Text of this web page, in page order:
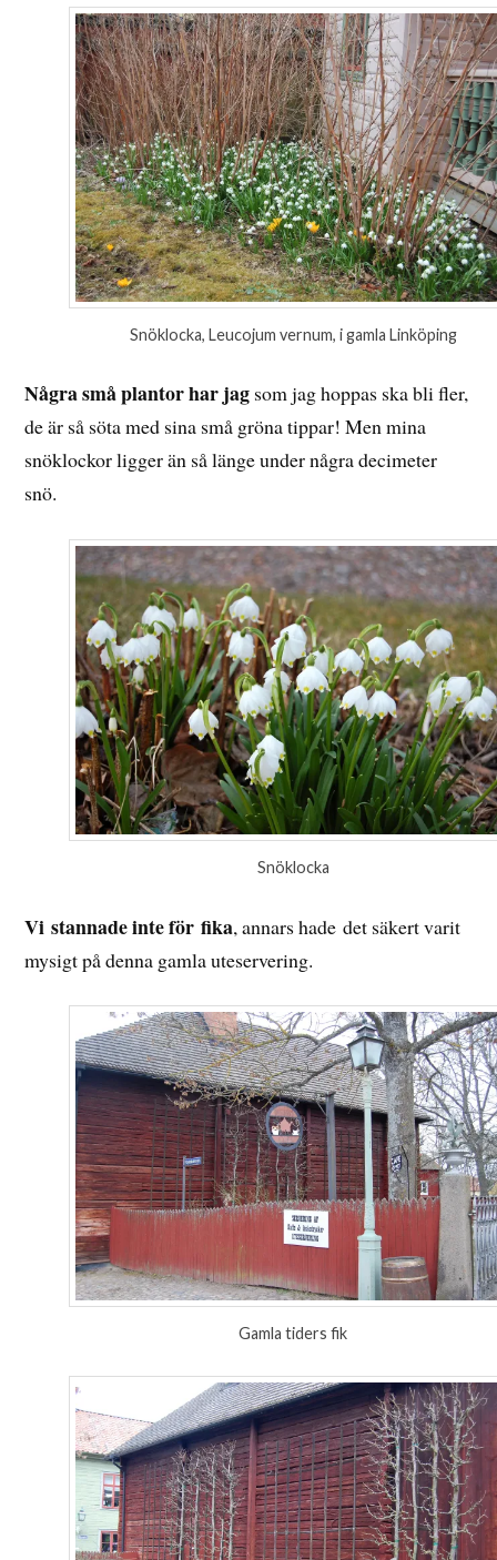
Snöklocka, Leucojum vernum, i gamla Linköping
Några små plantor har jag som jag hoppas ska bli fler,
de är så söta med sina små gröna tippar! Men mina
snöklockor ligger än så länge under några decimeter
snö.
Snöklocka
Vi stannade inte för fika, annars hade det säkert varit
mysigt på denna gamla uteservering.
Gamla tiders fik